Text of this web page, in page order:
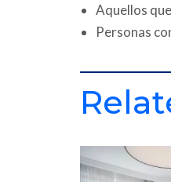
Aquellos
Personas